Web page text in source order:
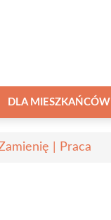
DLA MIESZKAŃCÓW
| Praca